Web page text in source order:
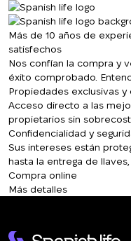
Más de 10 años de
satisfechos
Nos confían la compra y
éxito comprobado.
Propiedades exclusivas
Acceso directo a las
propietarios sin
Confidencialidad y
Sus intereses están
hasta la entrega de
Compra online
Más detalles
Hemos recibido su
solicitud y le
responderemos en
breve.
La suscripción a
Deje sus datos de
en contacto
UKRAINE
+380
+380